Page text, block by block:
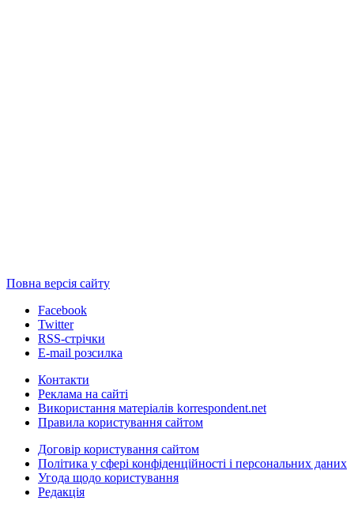
Повна версія сайту
Facebook
Twitter
RSS-стрічки
E-mail розсилка
Контакти
Реклама на сайті
Використання матеріалів korrespondent.net
Правила користування сайтом
Договір користування сайтом
Політика у сфері конфіденційності і персональних даних
Угода щодо користування
Редакція